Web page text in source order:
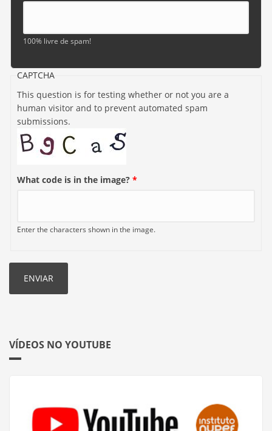
100% livre de spam!
CAPTCHA
This question is for testing whether or not you are a
human visitor and to prevent automated spam
submissions.
What code is in the image? *
Enter the characters shown in the image.
VÍDEOS NO YOUTUBE